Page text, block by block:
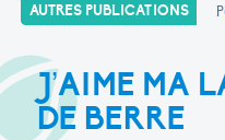
AUTRES PUBLICATIONS
J’AIME MA
DE BERRE